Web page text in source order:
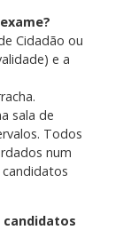
Cidadão ou
e a
sala de
Todos
num
candidatos